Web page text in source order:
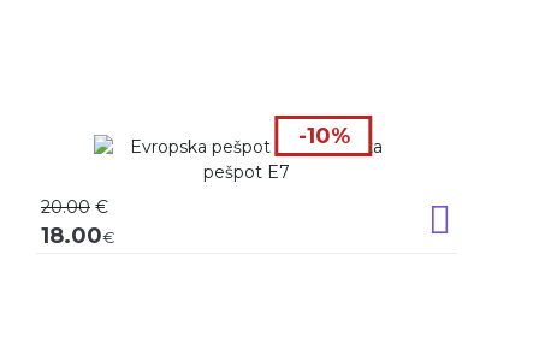
-10%
20.00 €
18.00€